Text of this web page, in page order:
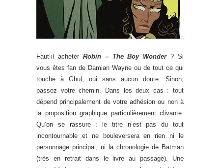
Faut-il acheter Robin – The Boy Wonder? Si
vous êtes fan de Damian Wayne ou de tout ce qui
touche à Ghul, oui sans aucun doute. Sinon,
passez votre chemin. Dans les deux cas : tout
dépend principalement de votre adhésion ou non à
la proposition graphique particulièrement clivante.
Qu’on se rassure : le titre n’est pas du tout
incontournable et ne bouleversera en rien ni le
personnage principal, ni la chronologie de Batman
(très en retrait dans le livre au passage). Une